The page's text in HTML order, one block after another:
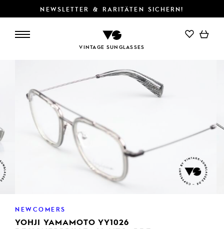
NEWSLETTER & RARITÄTEN SICHERN!
VINTAGE SUNGLASSES
NEWCOMERS
YOHJI YAMAMOTO YY1026